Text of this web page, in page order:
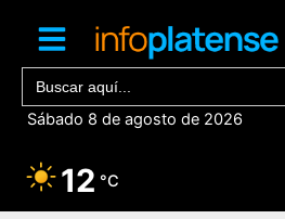
contenido
Buscar:
Sábado 8 de agosto de 2026
12 °C